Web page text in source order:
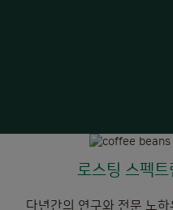
로스팅 스펙트
다년간의 연구와 전문 노하